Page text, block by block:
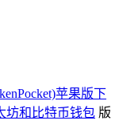
苹果版下
坊和比特币钱包 版